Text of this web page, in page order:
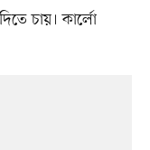
চায়। কার্লো